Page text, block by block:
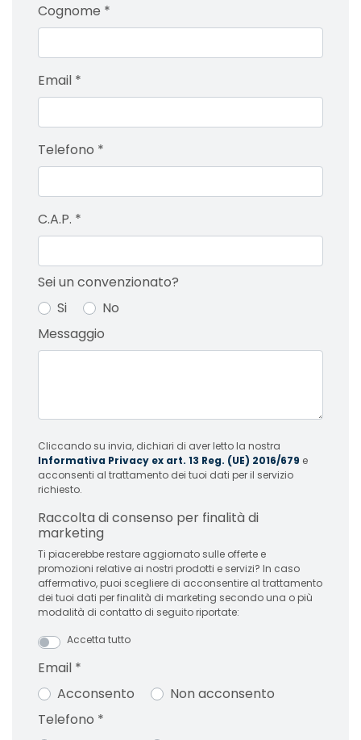
Cognome *
Email *
Telefono *
C.A.P. *
Sei un convenzionato?
Si
No
Messaggio
Cliccando su invia, dichiari di aver letto la nostra
Informativa Privacy ex art. 13 Reg. (UE) 2016/679 e
acconsenti al trattamento dei tuoi dati per il servizio
richiesto.
Raccolta di consenso per finalità di
marketing
Ti piacerebbe restare aggiornato sulle offerte e
promozioni relative ai nostri prodotti e servizi? In caso
affermativo, puoi scegliere di acconsentire al trattamento
dei tuoi dati per finalità di marketing secondo una o più
modalità di contatto di seguito riportate:
Accetta tutto
Email *
Acconsento
Non acconsento
Telefono *